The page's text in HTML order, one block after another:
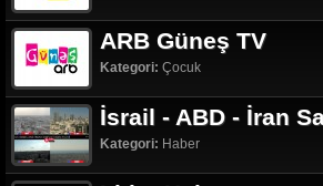
ARB Güneş TV
Kategori: Çocuk
İsrail - ABD - İran
Kategori: Haber